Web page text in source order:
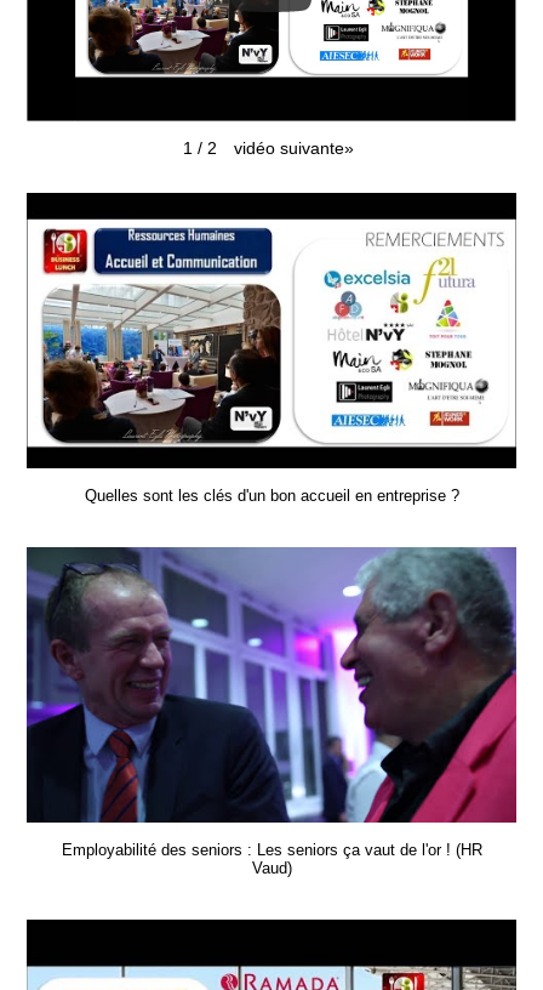
1 / 2 vidéo suivante»
Quelles sont les clés d'un bon accueil en entreprise ?
Employabilité des seniors : Les seniors ça vaut de l'or ! (HR
Vaud)